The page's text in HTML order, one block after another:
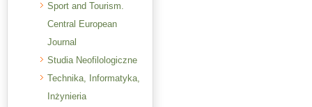
Sport and Tourism.
Central European
Journal
Studia Neofilologiczne
Technika, Informatyka,
Inżynieria